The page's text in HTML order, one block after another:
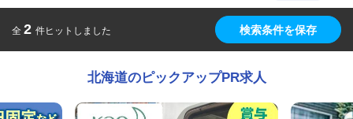
全 2 件ヒットしました 検索条件を保存
北海道のピックアップPR求人